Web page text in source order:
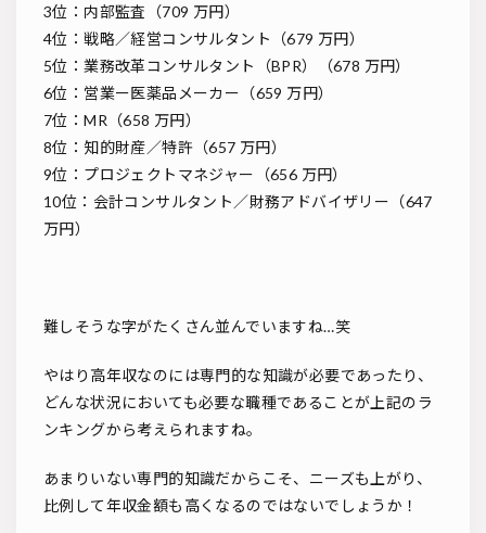
3位：内部監査（709 万円）
4位：戦略／経営コンサルタント（679 万円）
5位：業務改革コンサルタント（BPR）（678 万円）
6位：営業ー医薬品メーカー（659 万円）
7位：MR（658 万円）
8位：知的財産／特許（657 万円）
9位：プロジェクトマネジャー（656 万円）
10位：会計コンサルタント／財務アドバイザリー（647
万円）
難しそうな字がたくさん並んでいますね…笑
やはり高年収なのには専門的な知識が必要であったり、
どんな状況においても必要な職種であることが上記のラ
ンキングから考えられますね。
あまりいない専門的知識だからこそ、ニーズも上がり、
比例して年収金額も高くなるのではないでしょうか！